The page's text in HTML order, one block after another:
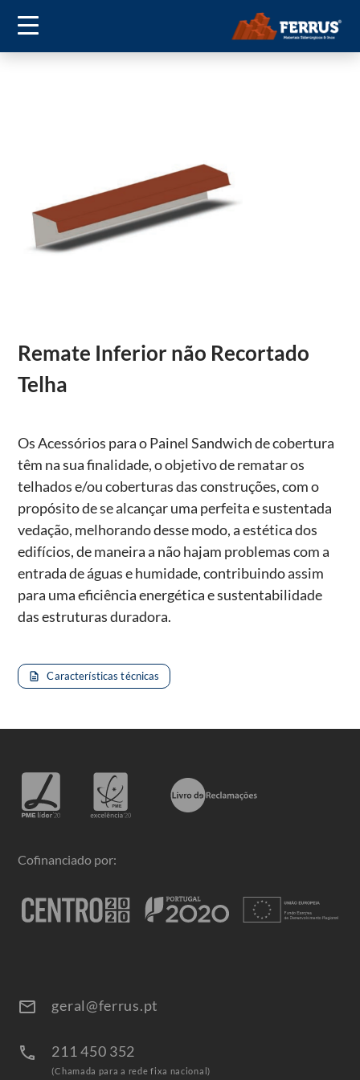
Remate Inferior não Recortado
Telha
Os Acessórios para o Painel Sandwich de cobertura
têm na sua finalidade, o objetivo de rematar os
telhados e/ou coberturas das construções, com o
propósito de se alcançar uma perfeita e sustentada
vedação, melhorando desse modo, a estética dos
edifícios, de maneira a não hajam problemas com a
entrada de águas e humidade, contribuindo assim
para uma eficiência energética e sustentabilidade
das estruturas duradora.
description Características técnicas
Cofinanciado por:
email geral@ferrus.pt
call 211 450 352
(Chamada para a rede fixa nacional)